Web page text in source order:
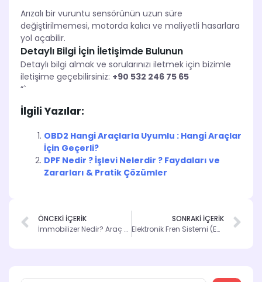
Arızalı bir vuruntu sensörünün uzun süre
değiştirilmemesi, motorda kalıcı ve maliyetli hasarlara
yol açabilir.
Detaylı Bilgi İçin İletişimde Bulunun
Detaylı bilgi almak ve sorularınızı iletmek için bizimle
iletişime geçebilirsiniz: +90 532 246 75 65
“`
İlgili Yazılar:
OBD2 Hangi Araçlarla Uyumlu : Hangi Araçlar
İçin Geçerli?
DPF Nedir ? İşlevi Nelerdir ? Faydaları ve
Zararları & Pratik Çözümler
ÖNCEKİ İÇERİK
İmmobilizer Nedir? Araç Güvenliğinde Önemi ve Çalışma Şekli
SONRAKİ İÇERİK
Elektronik Fren Sistemi (EBS): Güvenli Sürüş İçin İnovasyon